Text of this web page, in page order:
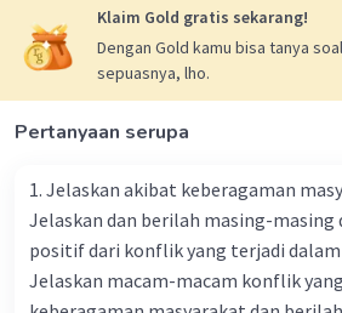
Klaim Gold gratis sekarang!
Dengan Gold kamu bisa tanya
sepuasnya, lho.
Pertanyaan serupa
1. Jelaskan akibat keberagaman
Jelaskan dan berilah masing-masing
positif dari konflik yang terjadi dalam
Jelaskan macam-macam konflik